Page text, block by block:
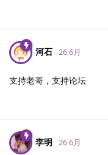
河石 26 6月
支持老哥，支持论坛
李明 26 6月